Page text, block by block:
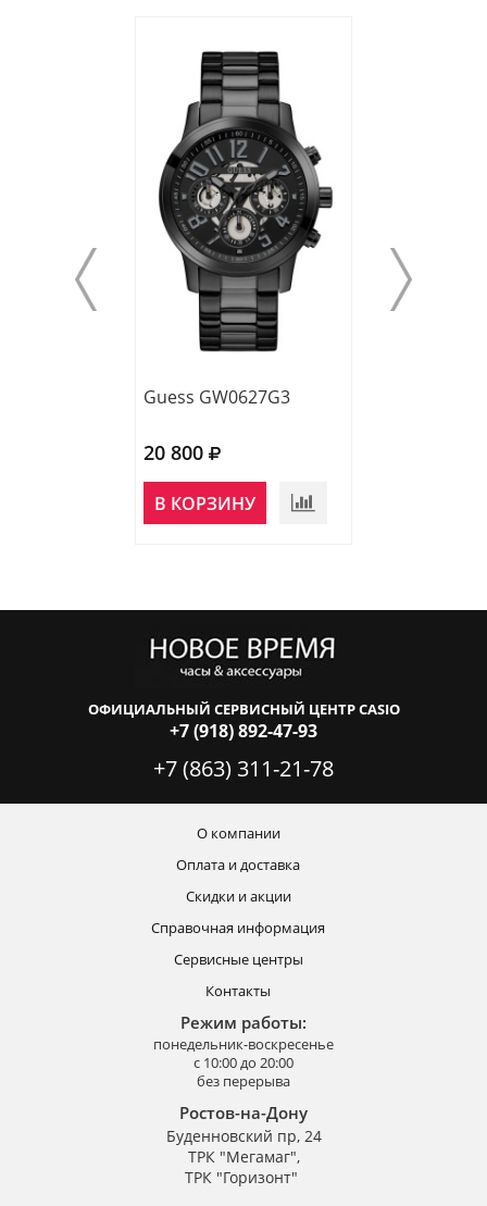
Guess GW0627G3
20 800
В КОРЗИНУ
ОФИЦИАЛЬНЫЙ СЕРВИСНЫЙ ЦЕНТР CASIO
+7 (918) 892-47-93
+7 (863) 311-21-78
О компании
Оплата и доставка
Скидки и акции
Справочная информация
Сервисные центры
Контакты
Режим работы:
понедельник-воскресенье
с 10:00 до 20:00
без перерыва
Ростов-на-Дону
Буденновский пр, 24
ТРК "Мегамаг",
ТРК "Горизонт"